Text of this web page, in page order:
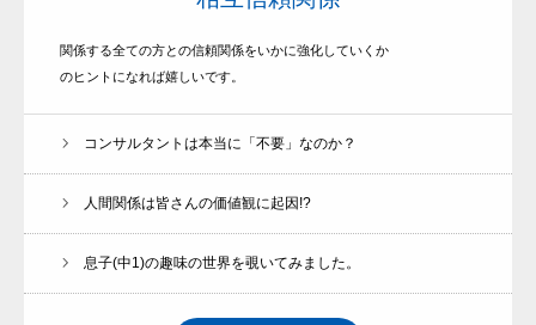
関係する全ての方との信頼関係をいかに強化していくか
のヒントになれば嬉しいです。
コンサルタントは本当に「不要」なのか？
人間関係は皆さんの価値観に起因!?
息子(中1)の趣味の世界を覗いてみました。